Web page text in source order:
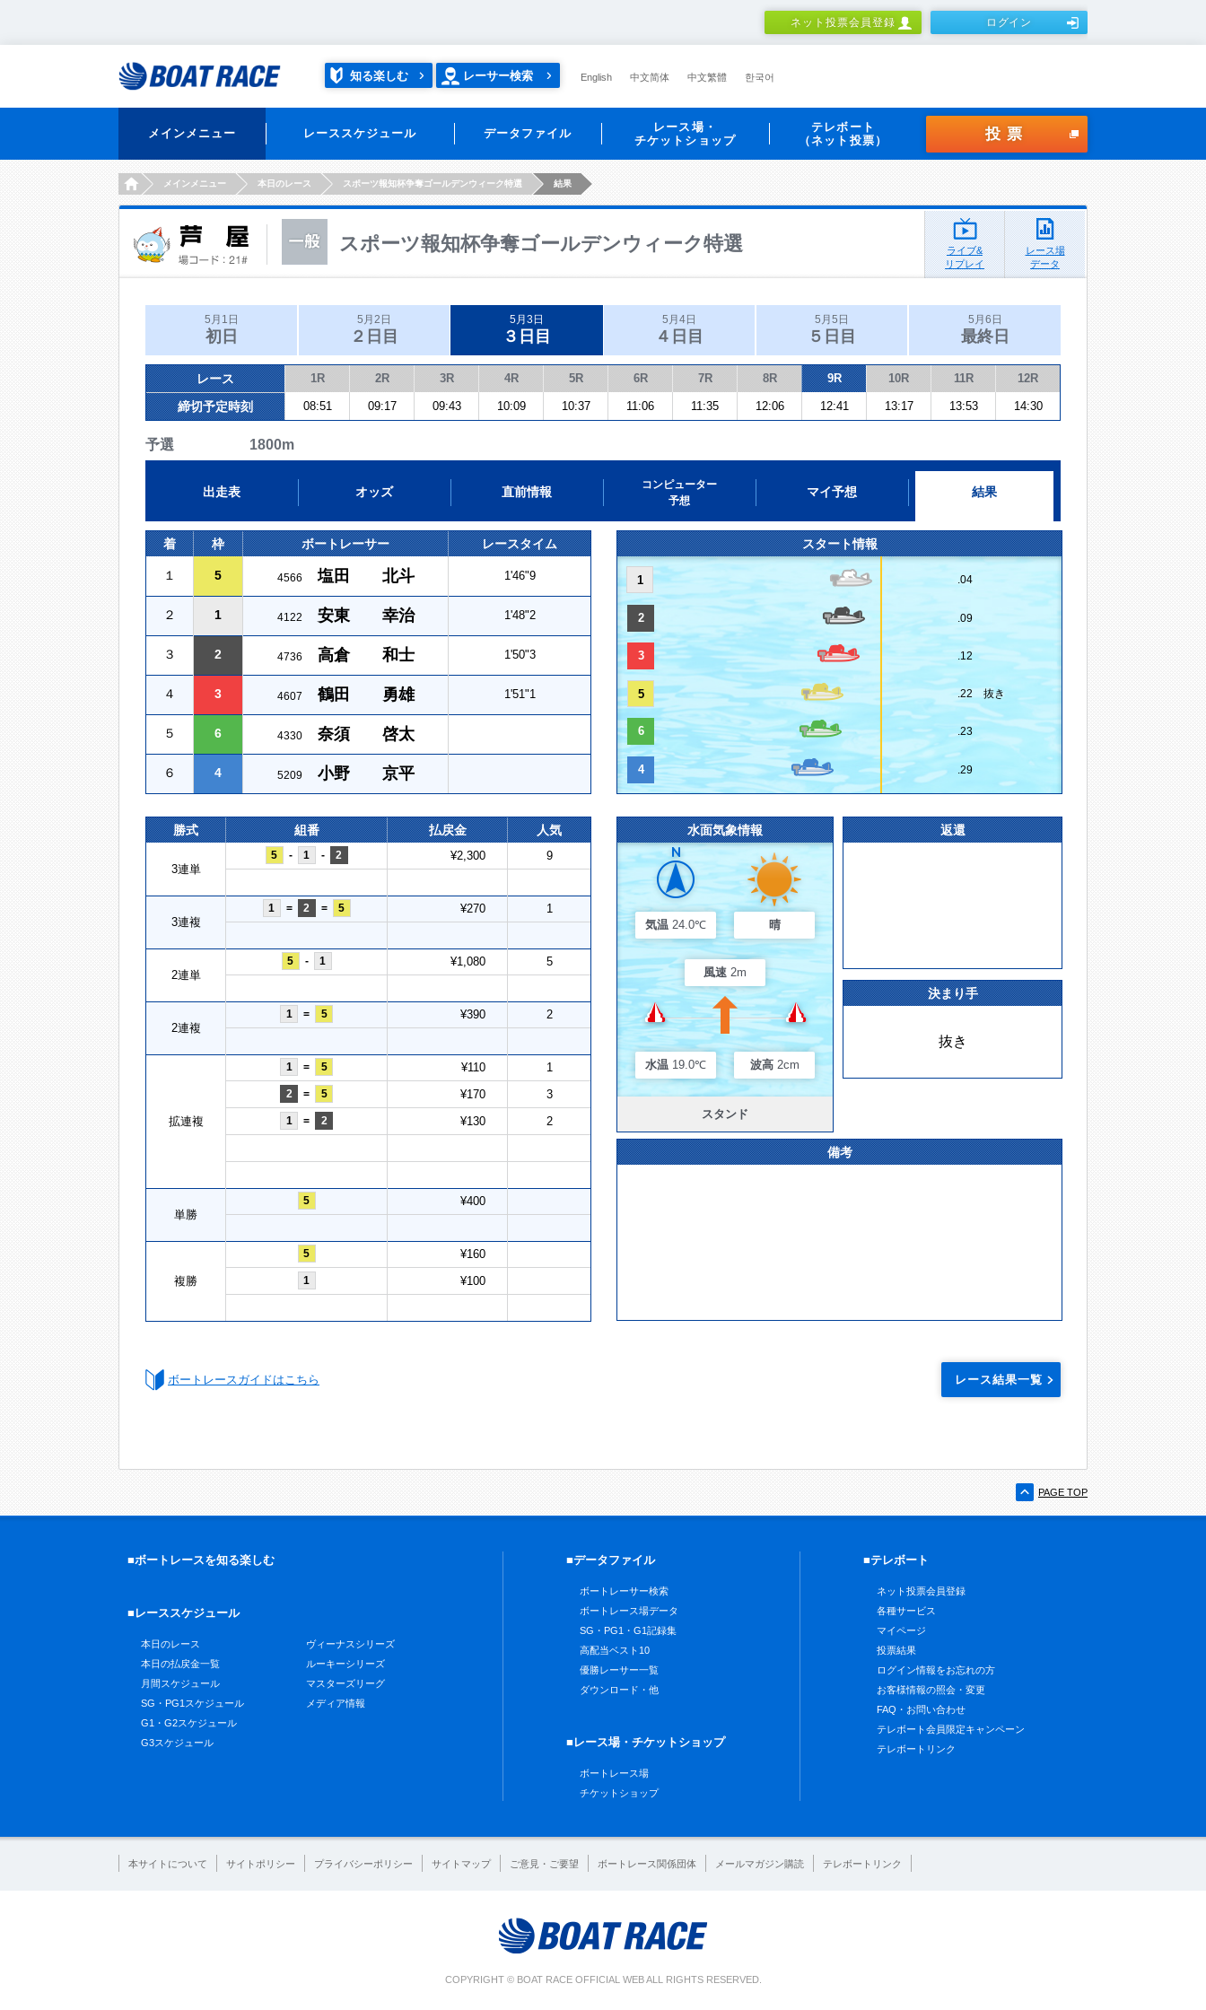
ネット投票会員登録 ログイン
知る楽しむ レーサー検索 English 中文简体 中文繁體 한국어
メインメニュー レーススケジュール データファイル
レース場・
チケットショップ
テレボート
（ネット投票）
投票
HOMEメインメニュー 本日のレース スポーツ報知杯争奪ゴールデンウィーク特選 結果
スポーツ報知杯争奪ゴールデンウィーク特選
ライブ&
リプレイ
レース場
データ
5月1日
初日
5月2日
２日目
5月3日
３日目
5月4日
４日目
5月5日
５日目
5月6日
最終日
レース 1R 2R 3R 4R 5R 6R 7R 8R 9R 10R 11R 12R
締切予定時刻 08:51 09:17 09:43 10:09 10:37 11:06 11:35 12:06 12:41 13:17 13:53 14:30
予選 1800m
出走表 オッズ 直前情報
コンピューター
予想
マイ予想 結果
着 枠 ボートレーサー レースタイム
１ 5 4566 塩田 北斗 1'46"9
２ 1 4122 安東 幸治 1'48"2
３ 2 4736 高倉 和士 1'50"3
４ 3 4607 鶴田 勇雄 1'51"1
５ 6 4330 奈須 啓太
６ 4 5209 小野 京平
スタート情報
1 .04
2 .09
3 .12
5 .22 抜き
6 .23
4 .29
勝式 組番 払戻金 人気
3連単
5 - 1 - 2 ¥2,300 9
3連複
1 = 2 = 5 ¥270 1
2連単
5 - 1 ¥1,080 5
2連複
1 = 5 ¥390 2
拡連複
1 = 5 ¥110 1
2 = 5 ¥170 3
1 = 2 ¥130 2
単勝
5 ¥400
複勝
5 ¥160
1 ¥100
水面気象情報
気温 24.0℃ 晴
風速 2m
水温 19.0℃ 波高 2cm
スタンド
返還
決まり手
抜き
備考
ボートレースガイドはこちら レース結果一覧
PAGE TOP
■ボートレースを知る楽しむ
■レーススケジュール
本日のレース
本日の払戻金一覧
月間スケジュール
SG・PG1スケジュール
G1・G2スケジュール
G3スケジュール
ヴィーナスシリーズ
ルーキーシリーズ
マスターズリーグ
メディア情報
■データファイル
ボートレーサー検索
ボートレース場データ
SG・PG1・G1記録集
高配当ベスト10
優勝レーサー一覧
ダウンロード・他
■レース場・チケットショップ
ボートレース場
チケットショップ
■テレボート
ネット投票会員登録
各種サービス
マイページ
投票結果
ログイン情報をお忘れの方
お客様情報の照会・変更
FAQ・お問い合わせ
テレボート会員限定キャンペーン
テレボートリンク
本サイトについて サイトポリシー プライバシーポリシー サイトマップ ご意見・ご要望 ボートレース関係団体 メールマガジン購読 テレボートリンク
COPYRIGHT © BOAT RACE OFFICIAL WEB ALL RIGHTS RESERVED.